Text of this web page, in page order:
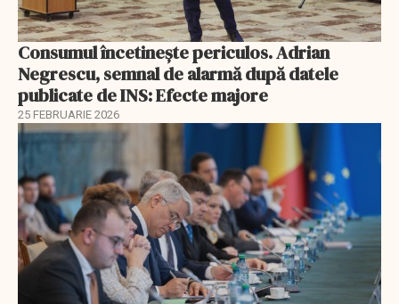
Consumul încetineşte periculos. Adrian
Negrescu, semnal de alarmă după datele
publicate de INS: Efecte majore
25 FEBRUARIE 2026